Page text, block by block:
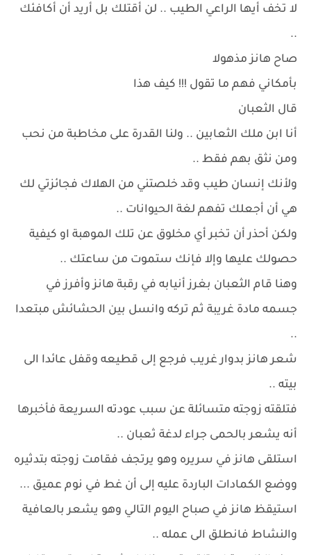
لا تخف أيها الراعي الطيب .. لن أقتلك بل أريد أن أكافئك
..
صاح هانز مذهولا
بأمكاني فهم ما تقول !!! كيف هذا
قال الثعبان
أنا ابن ملك الثعابين .. ولنا القدرة على مخاطبة من نحب
ومن نثق بهم فقط ..
ولأنك إنسان طيب وقد خلصتني من الهلاك فجائزتي لك
هي أن أجعلك تفهم لغة الحيوانات ..
ولكن أحذر أن تخبر أي مخلوق عن تلك الموهبة او كيفية
حصولك عليها وإلا فإنك ستموت من ساعتك ..
وهنا قام الثعبان بغرز أنيابه في رقبة هانز وأفرز في
جسمه مادة غريبة ثم تركه وانسل بين الحشائش مبتعدا
..
شعر هانز بدوار غريب فرجع إلى قطيعه وقفل عائدا الى
بيته ..
فتلقته زوجته متسائلة عن سبب عودته السريعة فأخبرها
أنه يشعر بالحمى جراء لدغة ثعبان ..
استلقى هانز في سريره وهو يرتجف فقامت زوجته بتدثيره
ووضع الكمادات الباردة عليه إلى أن غط في نوم عميق ...
استيقظ هانز في صباح اليوم التالي وهو يشعر بالعافية
والنشاط فانطلق الى عمله ..